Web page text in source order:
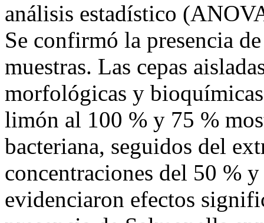
análisis estadístico
Se confirmó la presencia
muestras. Las cepas
morfológicas y
limón al 100 % y 75 %
bacteriana, seguidos del
concentraciones del 50 %
evidenciaron efectos